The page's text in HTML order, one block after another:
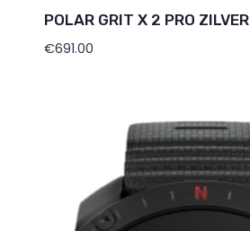
POLAR GRIT X 2 PRO ZILVER
€691.00